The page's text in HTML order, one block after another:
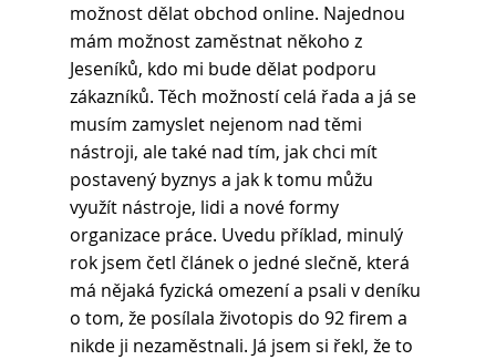
možnost dělat obchod online. Najednou
mám možnost zaměstnat někoho z
Jeseníků, kdo mi bude dělat podporu
zákazníků. Těch možností celá řada a já se
musím zamyslet nejenom nad těmi
nástroji, ale také nad tím, jak chci mít
postavený byznys a jak k tomu můžu
využít nástroje, lidi a nové formy
organizace práce. Uvedu příklad, minulý
rok jsem četl článek o jedné slečně, která
má nějaká fyzická omezení a psali v deníku
o tom, že posílala životopis do 92 firem a
nikde ji nezaměstnali. Já jsem si řekl, že to